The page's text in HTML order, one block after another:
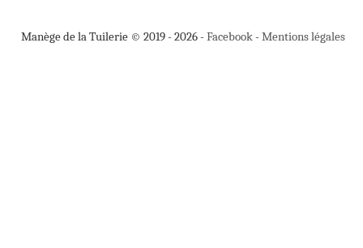
Manège de la Tuilerie © 2019 - 2026 -Facebook-Mentions légales